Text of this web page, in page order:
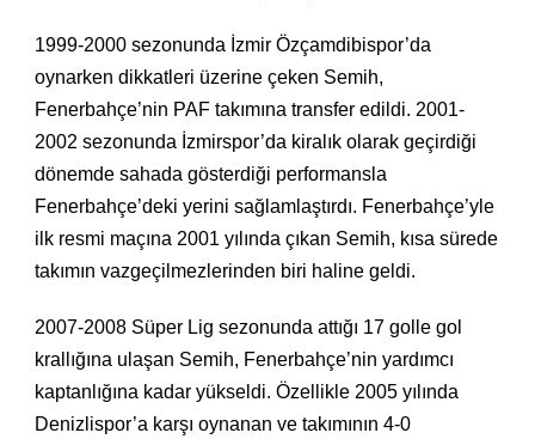
1999-2000 sezonunda İzmir Özçamdibispor’da
oynarken dikkatleri üzerine çeken Semih,
Fenerbahçe’nin PAF takımına transfer edildi. 2001-
2002 sezonunda İzmirspor’da kiralık olarak geçirdiği
dönemde sahada gösterdiği performansla
Fenerbahçe’deki yerini sağlamlaştırdı. Fenerbahçe’yle
ilk resmi maçına 2001 yılında çıkan Semih, kısa sürede
takımın vazgeçilmezlerinden biri haline geldi.
2007-2008 Süper Lig sezonunda attığı 17 golle gol
krallığına ulaşan Semih, Fenerbahçe’nin yardımcı
kaptanlığına kadar yükseldi. Özellikle 2005 yılında
Denizlispor’a karşı oynanan ve takımının 4-0